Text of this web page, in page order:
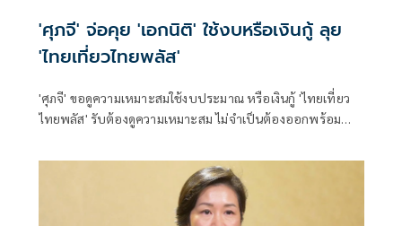
'ศุภจี' จ่อคุย 'เอกนิติ' ใช้งบหรือเงินกู้ ลุย
'ไทยเที่ยวไทยพลัส'
'ศุภจี' ขอดูความเหมาะสมใช้งบประมาณ หรือเงินกู้ 'ไทยเที่ยว
ไทยพลัส' รับต้องดูความเหมาะสม ไม่จำเป็นต้องออกพร้อม